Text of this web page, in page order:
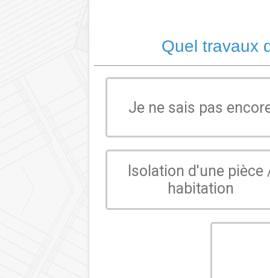
Quel travaux
Je ne sais pas
Isolation d'une pièce
habitation